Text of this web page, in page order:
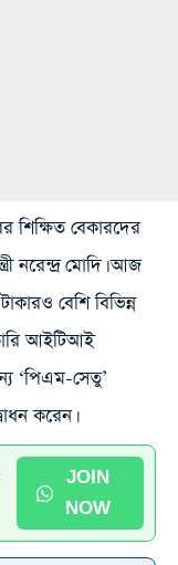
শিক্ষিত বেকারদের
নরেন্দ্র মোদি। আজ
বেশি বিভিন্ন
আইটিআই
‘পিএম-সেতু’
করেন।
JOIN
NOW